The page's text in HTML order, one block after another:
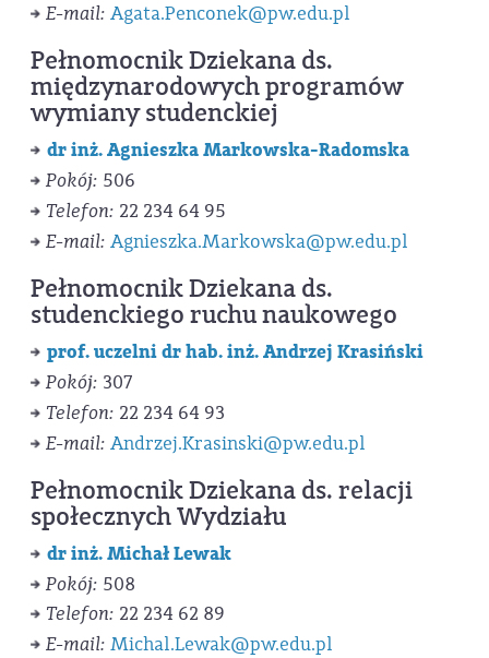
E-mail: Agata.Penconek@pw.edu.pl
Pełnomocnik Dziekana ds.
międzynarodowych programów
wymiany studenckiej
dr inż. Agnieszka Markowska-Radomska
Pokój: 506
Telefon: 22 234 64 95
E-mail: Agnieszka.Markowska@pw.edu.pl
Pełnomocnik Dziekana ds.
studenckiego ruchu naukowego
prof. uczelni dr hab. inż. Andrzej Krasiński
Pokój: 307
Telefon: 22 234 64 93
E-mail: Andrzej.Krasinski@pw.edu.pl
Pełnomocnik Dziekana ds. relacji
społecznych Wydziału
dr inż. Michał Lewak
Pokój: 508
Telefon: 22 234 62 89
E-mail: Michal.Lewak@pw.edu.pl